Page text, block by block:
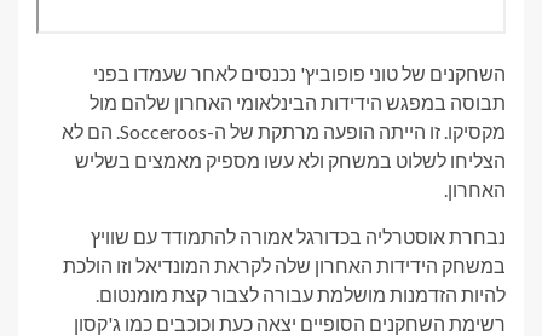
השחקנים של טוני פופוביץ' נכנסים לאחר שעמדו בפני
תבוסה במפגש הידידות הבינלאומי האחרון שלהם מול
מקסיקו. זו הייתה הופעה מרתקת של ה-Socceroos. הם לא
הצליחו לשלוט במשחק ולא עשו מספיק מאמצים בשליש
האחרון.
נבחרת אוסטרליה בכדורגל אמורה להתמודד עם שוויץ
במשחק הידידות האחרון שלה לקראת המונדיאל וזו הולכת
להיות הזדמנות מושלמת עבורה לצבור קצת מומנטום.
רשימת השחקנים הסופיים יצאה כעת וכוכבים כמו ג'קסון